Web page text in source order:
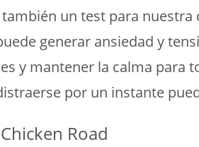
un test para
generar ansiedad y
y mantener la calma para
por un instante
Road